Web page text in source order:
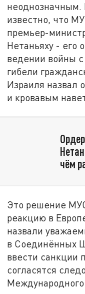
неоднозначным.
известно, что
премьер-
Нетаньяху - его
ведении войны
гибели
Израиля назвал
и кровавым
чём
Это решение
реакцию в
назвали
в Соединённых
ввести санкции
согласятся
Международного